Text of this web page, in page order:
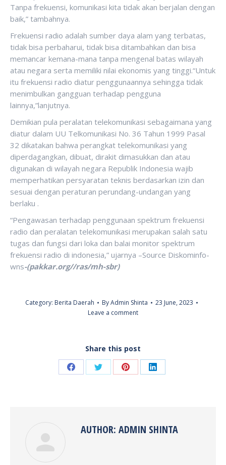
Tanpa frekuensi, komunikasi kita tidak akan berjalan dengan
baik,” tambahnya.
Frekuensi radio adalah sumber daya alam yang terbatas,
tidak bisa perbaharui, tidak bisa ditambahkan dan bisa
memancar kemana-mana tanpa mengenal batas wilayah
atau negara serta memiliki nilai ekonomis yang tinggi.“Untuk
itu frekuensi radio diatur penggunaannya sehingga tidak
menimbulkan gangguan terhadap pengguna
lainnya,”lanjutnya.
Demikian pula peralatan telekomunikasi sebagaimana yang
diatur dalam UU Telkomunikasi No. 36 Tahun 1999 Pasal
32 dikatakan bahwa perangkat telekomunikasi yang
diperdagangkan, dibuat, dirakit dimasukkan dan atau
digunakan di wilayah negara Republik Indonesia wajib
memperhatikan persyaratan teknis berdasarkan izin dan
sesuai dengan peraturan perundang-undangan yang
berlaku .
“Pengawasan terhadap penggunaan spektrum frekuensi
radio dan peralatan telekomunikasi merupakan salah satu
tugas dan fungsi dari loka dan balai monitor spektrum
frekuensi radio di indonesia,” ujarnya –Source Diskominfo-
wns-(pakkar.org//ras/mh-sbr)
Category: Berita Daerah ByAdmin Shinta
23 June, 2023
Leave a comment
Share this post
Share Share Share Share
AUTHOR: ADMIN SHINTA